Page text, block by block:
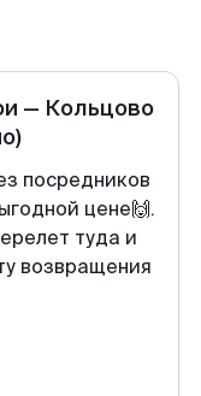
— Кольцово
посредников
цене🙌.
туда и
возвращения